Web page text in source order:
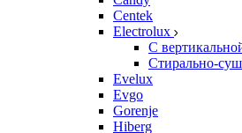
Centek
Electrolux
С
Стирально-
Evelux
Evgo
Gorenje
Hiberg